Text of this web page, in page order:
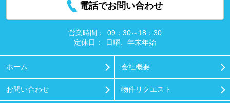
電話でお問い合わせ
営業時間：
09：30～18：30
定休日：
日曜、年末年始
ホーム 会社概要
お問い合わせ 物件リクエスト